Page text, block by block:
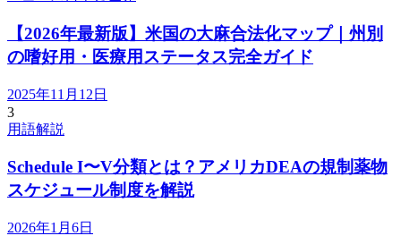
【2026年最新版】米国の大麻合法化マップ｜州別
の嗜好用・医療用ステータス完全ガイド
2025年11月12日
3
用語解説
Schedule I〜V分類とは？アメリカDEAの規制薬物
スケジュール制度を解説
2026年1月6日